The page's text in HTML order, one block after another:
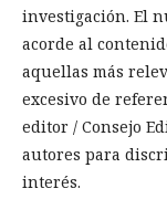
investigación. El
acorde al
aquellas más
excesivo de
editor / Consejo
autores para
interés.